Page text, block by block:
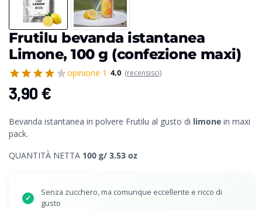
Frutilu bevanda istantanea
Limone, 100 g (confezione maxi)
opinione 1 4,0 (recensisci)
3,90 €
Bevanda istantanea in polvere Frutilu al gusto di limone in maxi
pack.
QUANTITÀ NETTA 100 g/ 3.53 oz
✓
Senza zucchero, ma comunque eccellente e ricco di
gusto